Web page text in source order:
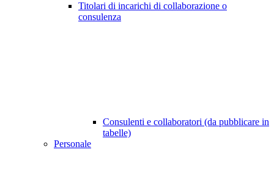
Titolari di incarichi di collaborazione o
consulenza
Consulenti e collaboratori (da pubblicare in
tabelle)
Personale